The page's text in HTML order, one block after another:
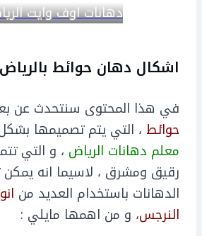
دهانات اوف وايت
اشكال دهان حوائط بالرياض
في هذا المحتوى سنتحدث عن
حوائط ، التي يتم تصميمها
معلم دهانات الرياض ، و التي
رقيق ومشرق ، لاسيما انه
الدهانات باستخدام العديد من
النرجس، و من اهمها مايلي :